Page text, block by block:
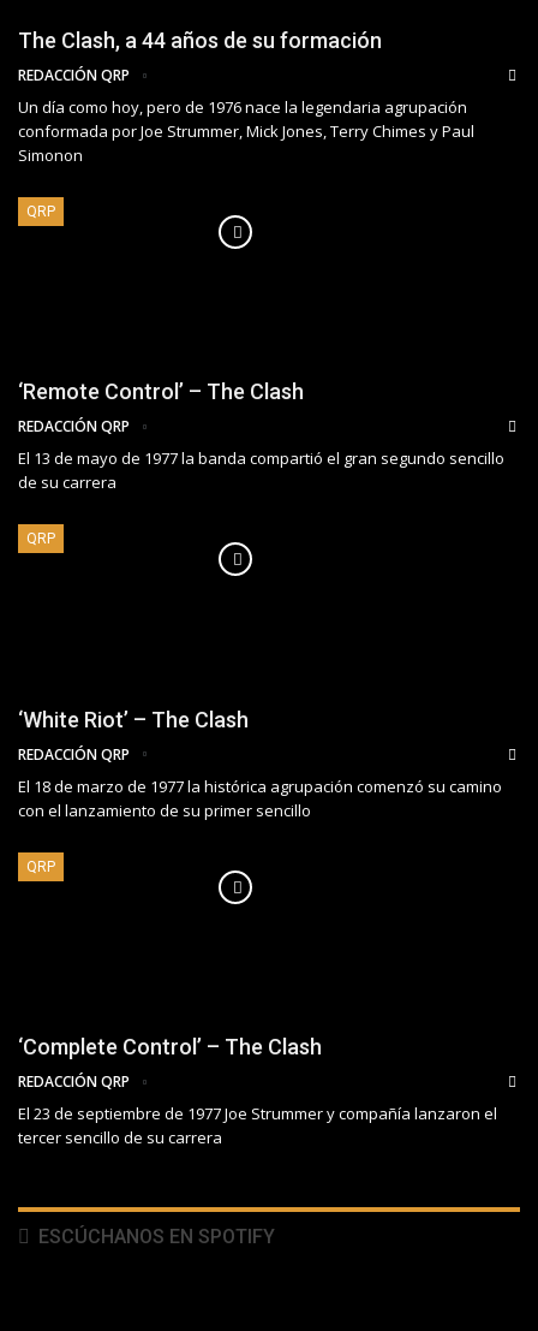
The Clash, a 44 años de su formación
REDACCIÓN QRP
Un día como hoy, pero de 1976 nace la legendaria agrupación
conformada por Joe Strummer, Mick Jones, Terry Chimes y Paul
Simonon
QRP
‘Remote Control’ – The Clash
REDACCIÓN QRP
El 13 de mayo de 1977 la banda compartió el gran segundo sencillo
de su carrera
QRP
‘White Riot’ – The Clash
REDACCIÓN QRP
El 18 de marzo de 1977 la histórica agrupación comenzó su camino
con el lanzamiento de su primer sencillo
QRP
‘Complete Control’ – The Clash
REDACCIÓN QRP
El 23 de septiembre de 1977 Joe Strummer y compañía lanzaron el
tercer sencillo de su carrera
ESCÚCHANOS EN SPOTIFY